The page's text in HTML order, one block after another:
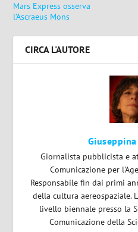
Mars Express osserva
l’Ascraeus Mons
CIRCA L'AUTORE
Giornalista pubblicista e
Comunicazione per
Responsabile fin dai primi
della cultura aereospaziale.
livello biennale presso la
Comunicazione della